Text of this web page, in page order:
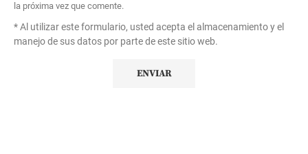
la próxima vez que comente.
* Al utilizar este formulario, usted acepta el almacenamiento y el
manejo de sus datos por parte de este sitio web.